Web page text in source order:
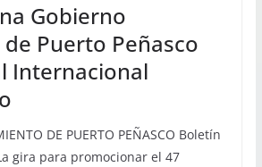
Gobierno
Puerto Peñasco
Internacional
DE PUERTO PEÑASCO Boletín
gira para promocionar el 47